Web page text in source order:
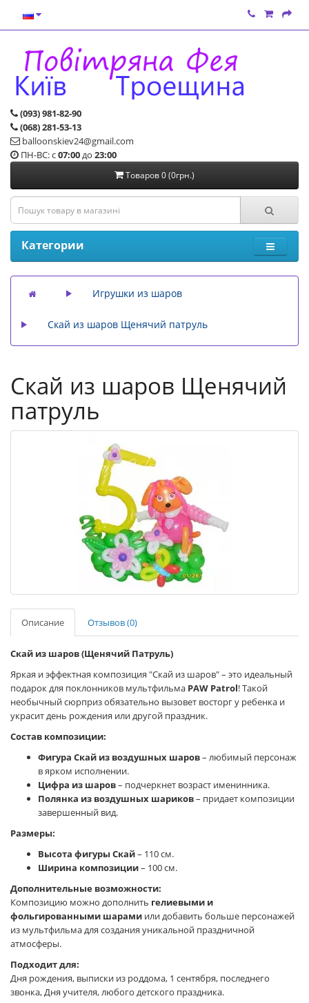
(093) 981-82-90
(068) 281-53-13
balloonskiev24@gmail.com
ПН-ВС: с07:00до 23:00
Товаров 0 (0грн.)
Категории
Игрушки из шаров
Скай из шаров Щенячий патруль
Скай из шаров Щенячий
патруль
Описание Отзывов (0)
Скай из шаров (Щенячий Патруль)
Яркая и эффектная композиция "Скай из шаров" – это идеальный
подарок для поклонников мультфильма PAW Patrol! Такой
необычный сюрприз обязательно вызовет восторг у ребенка и
украсит день рождения или другой праздник.
Состав композиции:
Фигура Скай из воздушных шаров– любимый персонаж
в ярком исполнении.
Цифра из шаров– подчеркнет возраст именинника.
Полянка из воздушных шариков– придает композиции
завершенный вид.
Размеры:
Высота фигуры Скай– 110 см.
Ширина композиции– 100 см.
Дополнительные возможности:
Композицию можно дополнить гелиевыми и
фольгированными шарами или добавить больше персонажей
из мультфильма для создания уникальной праздничной
атмосферы.
Подходит для:
Дня рождения, выписки из роддома, 1 сентября, последнего
звонка, Дня учителя, любого детского праздника.